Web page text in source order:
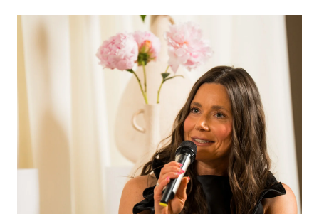
MODA & LJEPOTA